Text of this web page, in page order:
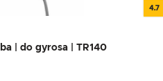
| do gyrosa | TR140
4.7